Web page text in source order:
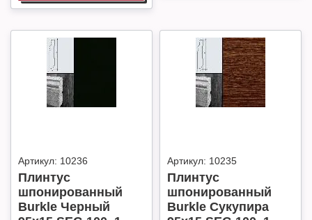
Артикул: 10236
Плинтус
шпонированный
Burkle Черный
Артикул: 10235
Плинтус
шпонированный
Burkle Сукупира